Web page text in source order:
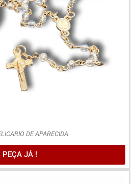
DE APARECIDA
PEÇA JÁ !